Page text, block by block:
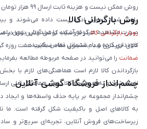
روش ممکن نیست و
پلمپ شده تحویل اداره پست داده می‌شوند و
صورت مشاهده هرگونه آسیب یا مخدوش بودن
خودداری کرده و با پشتیبانی تماس بگیرید.
روش بازگردانی کالا
روش بازگردانی کالادر فروشگاه گوشی آنلاین تنها در
کالای خریداری شده مشمول مفاد ضمانت هفت روزه
ضمانت را می‌توانید در صفحه مربوطه مطالعه
بازگرداندن کالا لازم است هماهنگی‌های لازم
انجام شود و به هیچ‌وجه کالا بدون هماهنگی قبلی
چشم‌انداز فروشگاه گوشی آنلاین
چشم‌انداز مجموعه بر پایه حذف واسطه‌ها و ایجاد
به کالاهای اصل و باکیفیت شکل گرفته است. ما
زیرساخت‌های فروش آنلاین، تجربه‌ای سریع‌تر و